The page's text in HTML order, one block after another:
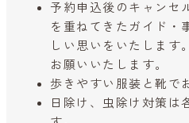
予約申込後のキャンセ
を重ねてきたガイド・
しい思いをいたします
お願いいたします。
歩きやすい服装と靴で
日除け、虫除け対策は